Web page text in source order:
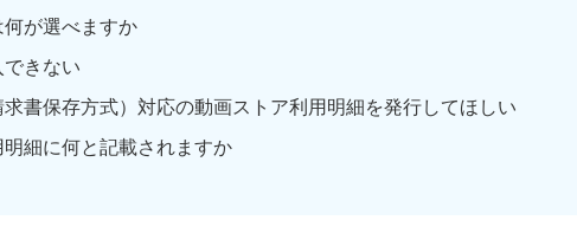
が選べますか
きない
書保存方式）対応の動画ストア利用明細を発行してほしい
細に何と記載されますか